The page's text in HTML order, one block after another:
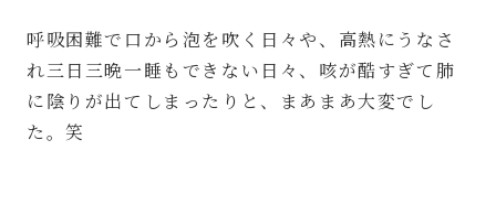
呼吸困難で口から泡を吹く日々や、高熱にうなさ
れ三日三晩一睡もできない日々、咳が酷すぎて肺
に陰りが出てしまったりと、まあまあ大変でし
た。笑